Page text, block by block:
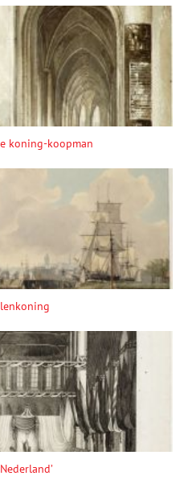
koning-koopman